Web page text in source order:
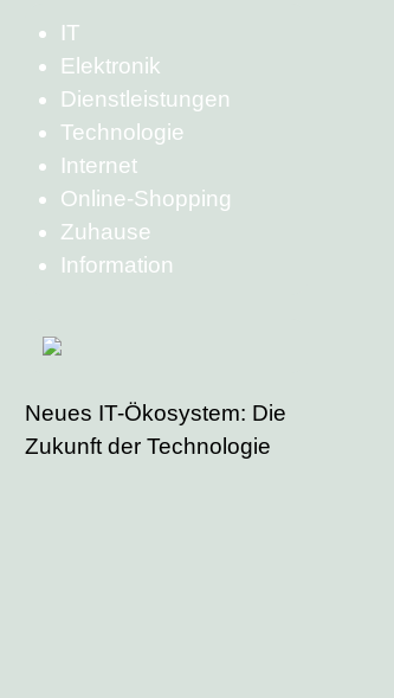
IT
Elektronik
Dienstleistungen
Technologie
Internet
Online-Shopping
Zuhause
Information
Neues IT-Ökosystem: Die
Zukunft der Technologie